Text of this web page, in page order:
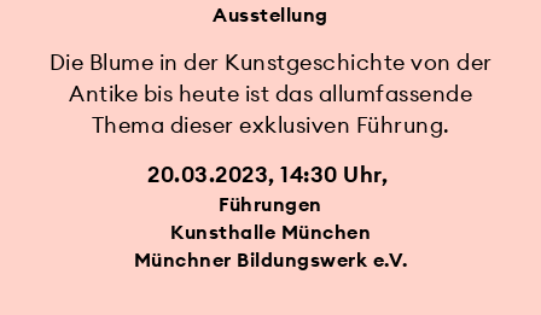
Ausstellung
Die Blume in der Kunstgeschichte von der
Antike bis heute ist das allumfassende
Thema dieser exklusiven Führung.
20.03.2023, 14:30 Uhr
Führungen
Kunsthalle München
Münchner Bildungswerk e.V.